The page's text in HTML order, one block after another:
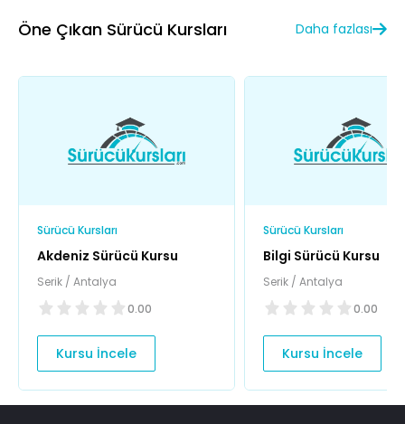
Öne Çıkan Sürücü Kursları Daha fazlası
Sürücü Kursları
Akdeniz Sürücü Kursu
Serik / Antalya
0.00
Kursu İncele
Sürücü Kursları
Bilgi Sürücü Kursu
Serik / Antalya
0.00
Kursu İncele